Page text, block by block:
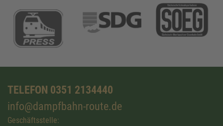
TELEFON 0351 2134440
info@dampfbahn-route.de
Geschäftsstelle: